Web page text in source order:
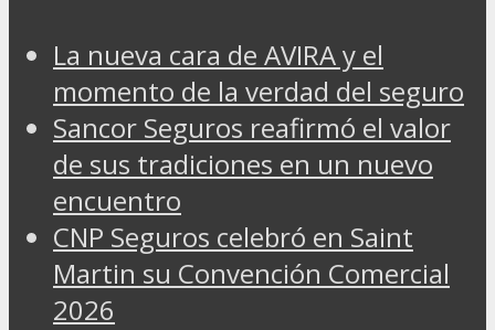
La nueva cara de AVIRA y el
momento de la verdad del seguro
Sancor Seguros reafirmó el valor
de sus tradiciones en un nuevo
encuentro
CNP Seguros celebró en Saint
Martin su Convención Comercial
2026